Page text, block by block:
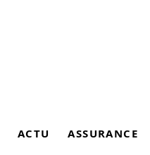
ACTU ASSURANCE